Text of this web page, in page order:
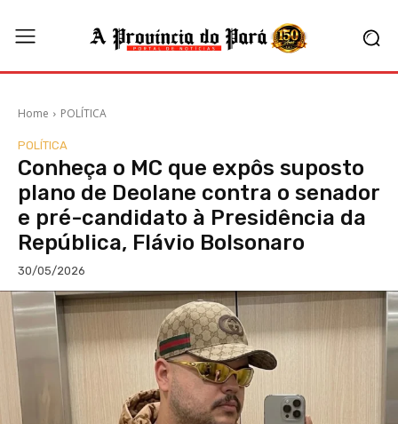
Home POLÍTICA
POLÍTICA
Conheça o MC que expôs suposto
plano de Deolane contra o senador
e pré-candidato à Presidência da
República, Flávio Bolsonaro
30/05/2026